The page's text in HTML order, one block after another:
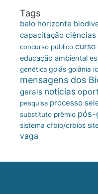
Tags
belo horizonte
capacitação ciências
concurso público curso
educação ambiental
genética goiás goiânia
mensagens dos
gerais notícias
pesquisa processo
substituto prêmio pós-
sistema cfbio/crbios
vaga